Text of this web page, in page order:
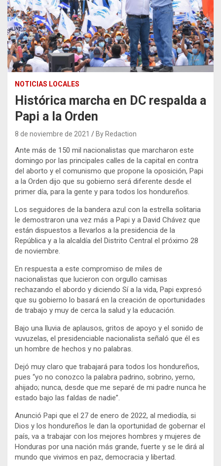
NOTICIAS LOCALES
Histórica marcha en DC respalda a
Papi a la Orden
8 de noviembre de 2021 By Redaction
Ante más de 150 mil nacionalistas que marcharon este
domingo por las principales calles de la capital en contra
del aborto y el comunismo que propone la oposición, Papi
a la Orden dijo que su gobierno será diferente desde el
primer día, para la gente y para todos los hondureños.
Los seguidores de la bandera azul con la estrella solitaria
le demostraron una vez más a Papi y a David Chávez que
están dispuestos a llevarlos a la presidencia de la
República y a la alcaldía del Distrito Central el próximo 28
de noviembre.
En respuesta a este compromiso de miles de
nacionalistas que lucieron con orgullo camisas
rechazando el abordo y diciendo Sí a la vida, Papi expresó
que su gobierno lo basará en la creación de oportunidades
de trabajo y muy de cerca la salud y la educación.
Bajo una lluvia de aplausos, gritos de apoyo y el sonido de
vuvuzelas, el presidenciable nacionalista señaló que él es
un hombre de hechos y no palabras.
Dejó muy claro que trabajará para todos los hondureños,
pues “yo no conozco la palabra padrino, sobrino, yerno,
ahijado; nunca, desde que me separé de mi padre nunca he
estado bajo las faldas de nadie”.
Anunció Papi que el 27 de enero de 2022, al mediodía, si
Dios y los hondureños le dan la oportunidad de gobernar el
país, va a trabajar con los mejores hombres y mujeres de
Honduras por una nación más grande, fuerte y se le dirá al
mundo que vivimos en paz, democracia y libertad.